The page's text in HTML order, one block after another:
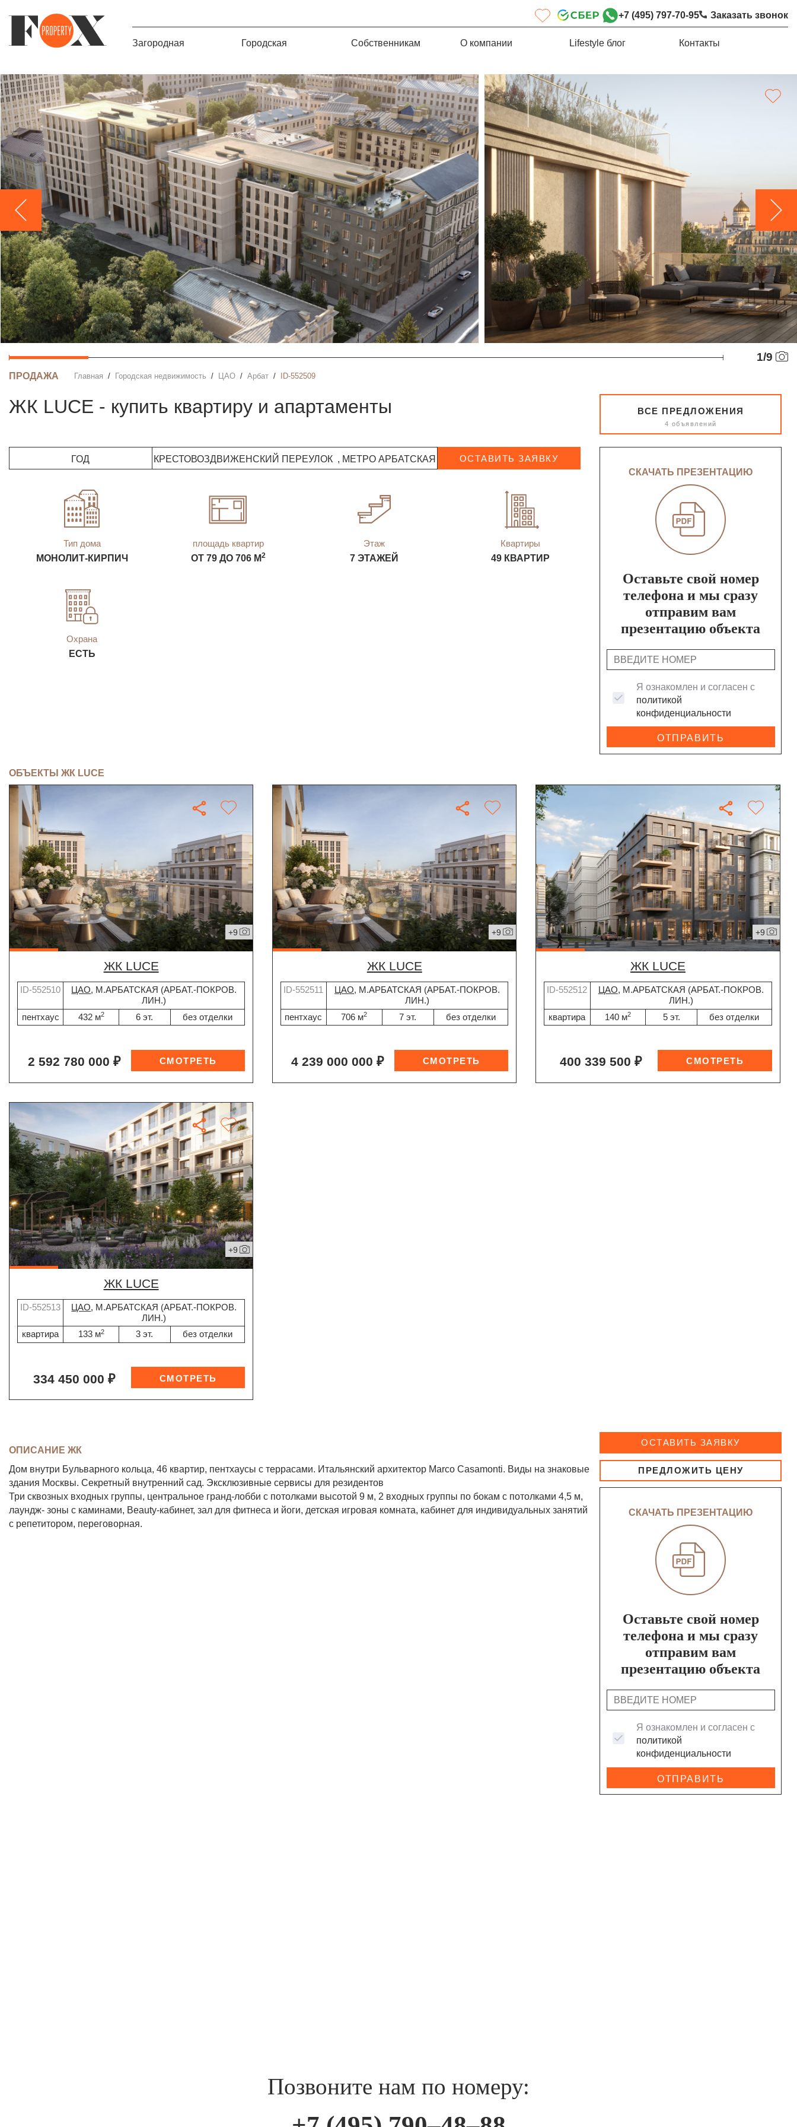
+7 (495) 797-70-95 Заказать звонок
Загородная Городская Собственникам О компании Lifestyle блог Контакты
1/9
ПРОДАЖА Главная Городская недвижимость ЦАО Арбат ID-552509
ЖК LUCE - купить квартиру и апартаменты ВСЕ ПРЕДЛОЖЕНИЯ
4 объявлений
ГОД КРЕСТОВОЗДВИЖЕНСКИЙ ПЕРЕУЛОК , МЕТРО АРБАТСКАЯ ОСТАВИТЬ ЗАЯВКУ
Тип дома
МОНОЛИТ-КИРПИЧ
площадь квартир
ОТ 79 ДО 706 М2
Этаж
7 ЭТАЖЕЙ
Квартиры
49 КВАРТИР
Охрана
ЕСТЬ
СКАЧАТЬ ПРЕЗЕНТАЦИЮ
Оставьте свой номер
телефона и мы сразу
отправим вам
презентацию объекта
Я ознакомлен и согласен с
политикой
конфиденциальности
ОТПРАВИТЬ
ОБЪЕКТЫ ЖК LUCE
+9
ЖК LUCE
ID-552510 ЦАО, М.АРБАТСКАЯ (АРБАТ.-ПОКРОВ.
ЛИН.)
пентхаус
432 м2 6 эт. без отделки
2 592 780 000 ₽
+9
ЖК LUCE
ID-552511 ЦАО, М.АРБАТСКАЯ (АРБАТ.-ПОКРОВ.
ЛИН.)
пентхаус
706 м2 7 эт. без отделки
4 239 000 000 ₽
+9
ЖК LUCE
ID-552512 ЦАО, М.АРБАТСКАЯ (АРБАТ.-ПОКРОВ.
ЛИН.)
квартира
140 м2 5 эт. без отделки
400 339 500 ₽
+9
ЖК LUCE
ID-552513 ЦАО, М.АРБАТСКАЯ (АРБАТ.-ПОКРОВ.
ЛИН.)
квартира
133 м2 3 эт. без отделки
334 450 000 ₽
ОПИСАНИЕ ЖК
Дом внутри Бульварного кольца, 46 квартир, пентхаусы c террасами. Итальянский архитектор Marco Casamonti. Виды на знаковые
здания Москвы. Секретный внутренний сад. Эксклюзивные сервисы для резидентов
Три сквозных входных группы, центральное гранд-лобби с потолками высотой 9 м, 2 входных группы по бокам с потолками 4,5 м,
лаундж- зоны с каминами, Beauty-кабинет, зал для фитнеса и йоги, детская игровая комната, кабинет для индивидуальных занятий
с репетитором, переговорная.
ОСТАВИТЬ ЗАЯВКУ
ПРЕДЛОЖИТЬ ЦЕНУ
СКАЧАТЬ ПРЕЗЕНТАЦИЮ
Оставьте свой номер
телефона и мы сразу
отправим вам
презентацию объекта
Я ознакомлен и согласен с
политикой
конфиденциальности
ОТПРАВИТЬ
Позвоните нам по номеру: